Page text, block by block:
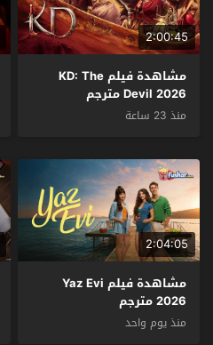
2:00:45
مشاهدة فيلم KD: The
Devil 2026 مترجم
منذ 23 ساعة
2:04:05
مشاهدة فيلم Yaz Evi
2026 مترجم
منذ يوم واحد